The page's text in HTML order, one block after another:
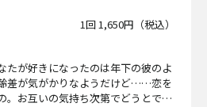
1回 1,650円（税込）
たが好きになったのは年下の彼のよ
差が気がかりなようだけど……恋を
。お互いの気持ち次第でどうとでも